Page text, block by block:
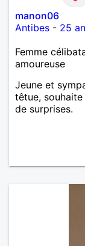
manon06
Antibes - 25
Femme
amoureuse
Jeune et
têtue,
de surprises.